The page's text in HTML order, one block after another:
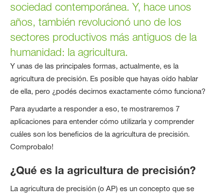
sociedad contemporánea. Y, hace unos
años, también revolucionó uno de los
sectores productivos más antiguos de la
humanidad: la agricultura.
Y unas de las principales formas, actualmente, es la
agricultura de precisión. Es posible que hayas oído hablar
de ella, pero ¿podés decirnos exactamente cómo funciona?
Para ayudarte a responder a eso, te mostraremos 7
aplicaciones para entender cómo utilizarla y comprender
cuáles son los beneficios de la agricultura de precisión.
Comprobalo!
¿Qué es la agricultura de precisión?
La agricultura de precisión (o AP) es un concepto que se